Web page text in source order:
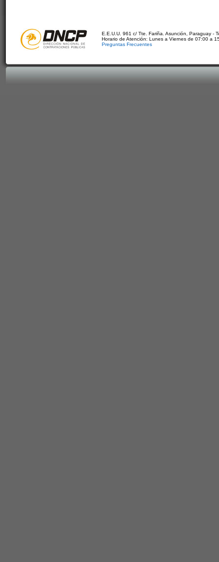
E.E.U.U. 961 c/ Tte. Fariña. Asunción, Paraguay -
Horario de Atención: Lunes a Viernes de 07:00 a
Preguntas Frecuentes